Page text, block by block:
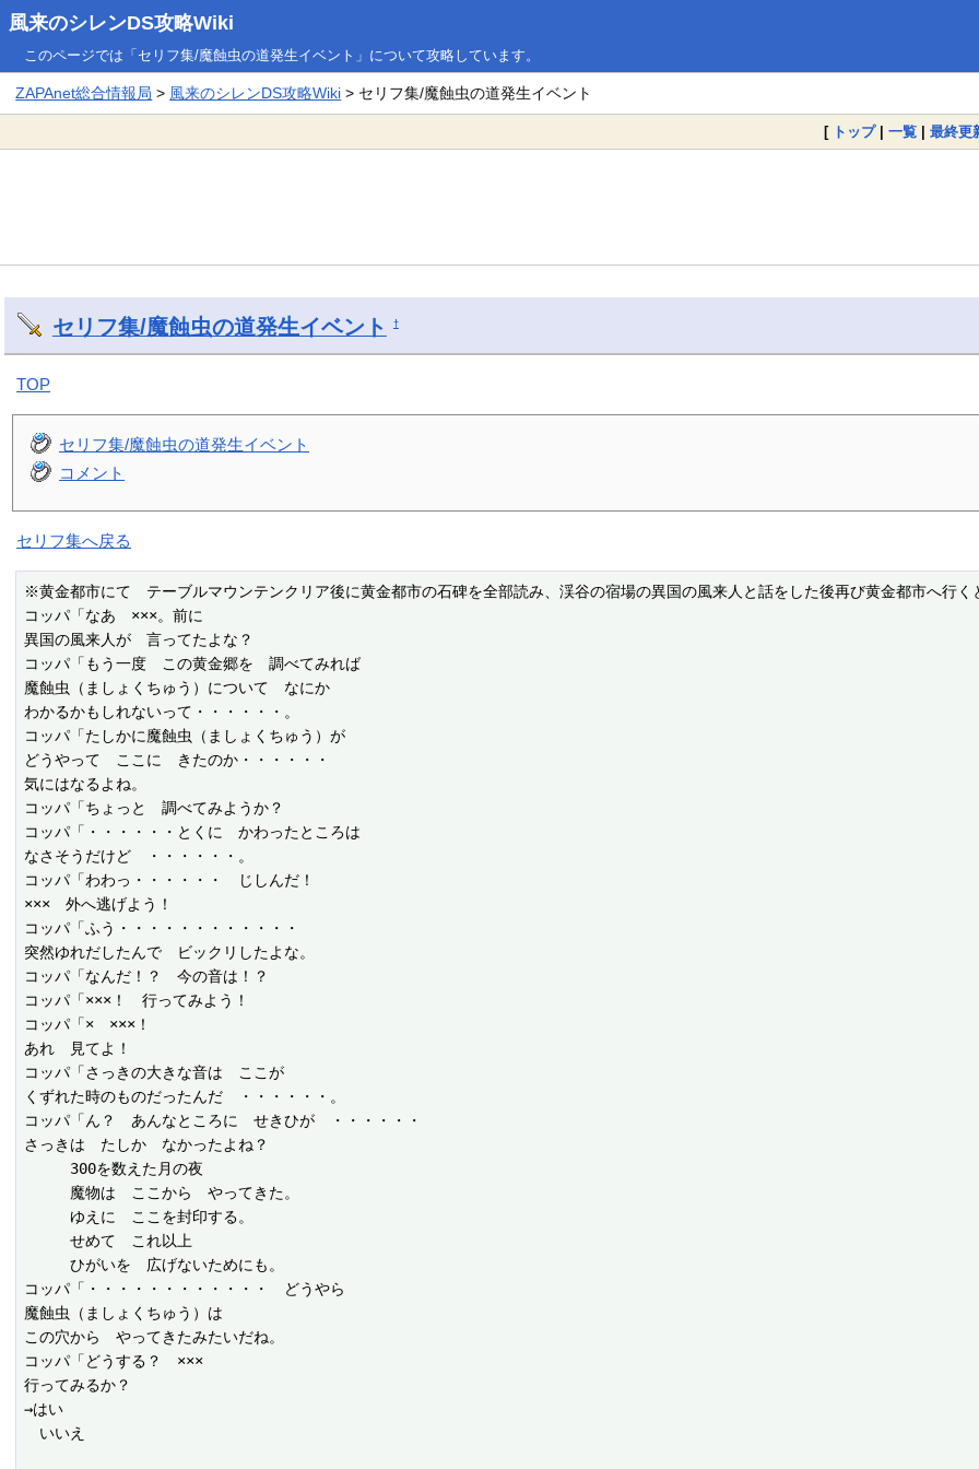
風来のシレンDS攻略Wiki
このページでは「セリフ集/魔蝕虫の道発生イベント」について攻略しています。
ZAPAnet総合情報局 > 風来のシレンDS攻略Wiki > セリフ集/魔蝕虫の道発生イベント
[ トップ| 一覧 | 最終更
セリフ集/魔蝕虫の道発生イベント †
TOP
セリフ集/魔蝕虫の道発生イベント
コメント
セリフ集へ戻る
※黄金都市にて　テーブルマウンテンクリア後に黄金都市の石碑を全部読み、渓谷の宿場の異国の風来人と話をした後再び黄金都市へ行く
コッパ「なあ　×××。前に
異国の風来人が　言ってたよな？
コッパ「もう一度　この黄金郷を　調べてみれば
魔蝕虫（ましょくちゅう）について　なにか
わかるかもしれないって・・・・・・。
コッパ「たしかに魔蝕虫（ましょくちゅう）が
どうやって　ここに　きたのか・・・・・・
気にはなるよね。
コッパ「ちょっと　調べてみようか？
コッパ「・・・・・・とくに　かわったところは
なさそうだけど　・・・・・・。
コッパ「わわっ・・・・・・　じしんだ！
×××　外へ逃げよう！
コッパ「ふう・・・・・・・・・・・・
突然ゆれだしたんで　ビックリしたよな。
コッパ「なんだ！？　今の音は！？
コッパ「×××！　行ってみよう！
コッパ「×　×××！
あれ　見てよ！
コッパ「さっきの大きな音は　ここが
くずれた時のものだったんだ　・・・・・・。
コッパ「ん？　あんなところに　せきひが　・・・・・・
さっきは　たしか　なかったよね？
300を数えた月の夜
魔物は　ここから　やってきた。
ゆえに　ここを封印する。
せめて　これ以上
ひがいを　広げないためにも。
コッパ「・・・・・・・・・・・・　どうやら
魔蝕虫（ましょくちゅう）は
この穴から　やってきたみたいだね。
コッパ「どうする？　×××
行ってみるか？
→はい
いいえ